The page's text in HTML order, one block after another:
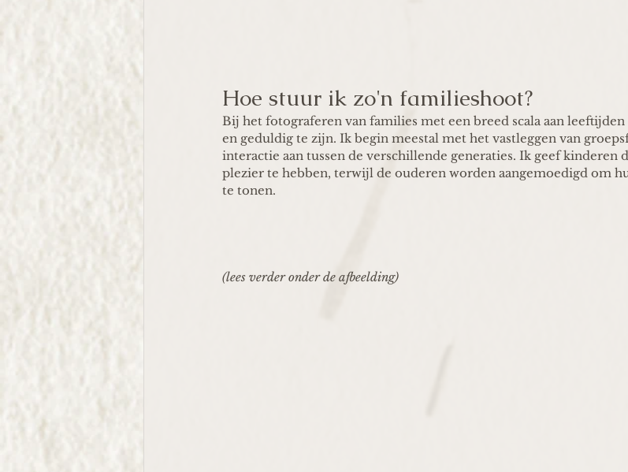
Hoe stuur ik zo'n familieshoot?
Bij het fotograferen van families met een breed scala aan
en geduldig te zijn. Ik begin meestal met het vastleggen van
interactie aan tussen de verschillende generaties. Ik geef kinderen
plezier te hebben, terwijl de ouderen worden aangemoedigd om
te tonen.
(lees verder onder de afbeelding)